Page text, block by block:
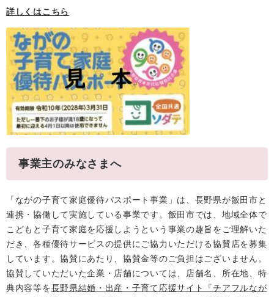
詳しくはこちら
事業主のみなさまへ
「ながの子育て家庭優待パスポート事業」は、長野県が飯田市と
連携・協働して実施している事業です。飯田市では、地域全体で
こどもと子育て家庭を応援しようという事業の趣旨をご理解いた
だき、各種優待サービスの提供にご協力いただける協賛店を募集
しています。協賛にあたり、協賛金等のご負担はございません。
協賛していただいた企業・店舗については、店舗名、所在地、特
典内容等を長野県結婚・出産・子育て応援サイト『チアフルなが